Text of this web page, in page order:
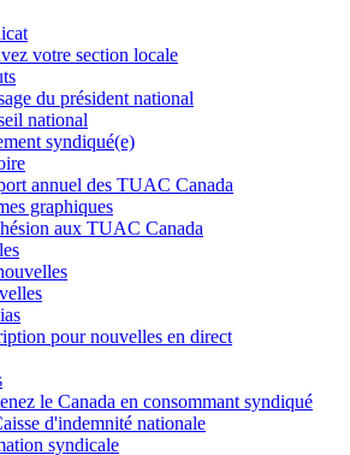
votre section locale
du président national
national
syndiqué(e)
annuel des TUAC Canada
graphiques
aux TUAC Canada
pour nouvelles en direct
le Canada en consommant syndiqué
d'indemnité nationale
syndicale